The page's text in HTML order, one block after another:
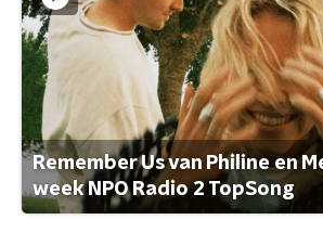
Remember Us van Philine en
week NPO Radio 2 TopSong